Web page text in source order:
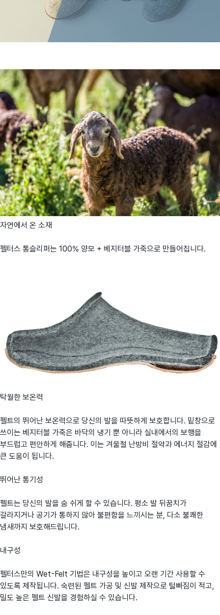
자연에서 온 소재
펠터스 통슬리퍼는 100% 양모 + 베지터블 가죽으로 만들어집니다.
탁월한 보온력
펠트의 뛰어난 보온력으로 당신의 발을 따뜻하게 보호합니다. 밑창으로
쓰이는 베지터블 가죽은 바닥의 냉기 뿐 아니라 실내에서의 보행을
부드럽고 편안하게 해줍니다. 이는 겨울철 난방비 절약과 에너지 절감에
큰 도움이 됩니다.
뛰어난 통기성
펠트는 당신의 발을 숨 쉬게 할 수 있습니다. 평소 발 뒤꿈치가
갈라지거나 공기가 통하지 않아 불편함을 느끼시는 분, 다소 불쾌한
냄새까지 보호해드립니다.
내구성
펠터스만의 Wet-Felt 기법은 내구성을 높이고 오랜 기간 사용할 수
있도록 제작됩니다. 숙련된 펠트 가공 및 신발 제작으로 털빠짐이 적고,
밀도 높은 펠트 신발을 경험하실 수 있습니다.